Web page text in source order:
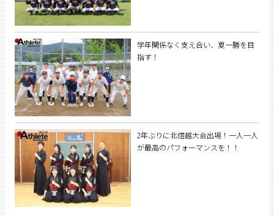
学年関係なく支え合い、夏一勝を目
指す！
2年ぶりに北信越大会出場！一人一人
が最高のパフォーマンスを！！